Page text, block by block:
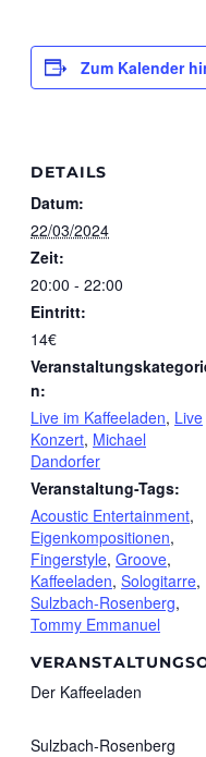
Zum Kalender
DETAILS
Datum:
22/03/2024
Zeit:
20:00 - 22:00
Eintritt:
14€
n:
Live im Kaffeeladen, Live
Konzert, Michael
Dandorfer
Veranstaltung-Tags:
Acoustic Entertainment,
Eigenkompositionen,
Fingerstyle, Groove,
Kaffeeladen, Sologitarre,
Sulzbach-Rosenberg,
Tommy Emmanuel
Der Kaffeeladen
Sulzbach-Rosenberg